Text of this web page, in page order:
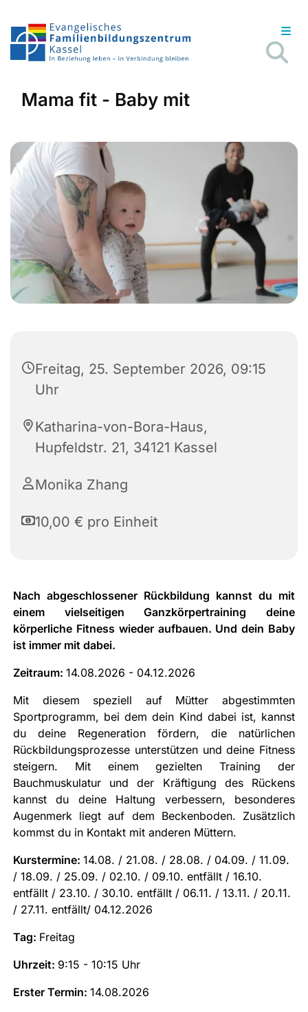
Mama fit - Baby mit
Freitag, 25. September 2026, 09:15
Uhr
Katharina-von-Bora-Haus,
Hupfeldstr. 21, 34121 Kassel
Monika Zhang
10,00 € pro Einheit
Nach abgeschlossener Rückbildung kannst du mit
einem vielseitigen Ganzkörpertraining deine
körperliche Fitness wieder aufbauen. Und dein Baby
ist immer mit dabei.
Zeitraum: 14.08.2026 - 04.12.2026
Mit diesem speziell auf Mütter abgestimmten
Sportprogramm, bei dem dein Kind dabei ist, kannst
du deine Regeneration fördern, die natürlichen
Rückbildungsprozesse unterstützen und deine Fitness
steigern. Mit einem gezielten Training der
Bauchmuskulatur und der Kräftigung des Rückens
kannst du deine Haltung verbessern, besonderes
Augenmerk liegt auf dem Beckenboden. Zusätzlich
kommst du in Kontakt mit anderen Müttern.
Kurstermine: 14.08. / 21.08. / 28.08. / 04.09. / 11.09.
/ 18.09. / 25.09. / 02.10. / 09.10. entfällt / 16.10.
entfällt / 23.10. / 30.10. entfällt / 06.11. / 13.11. / 20.11.
/ 27.11. entfällt/ 04.12.2026
Tag: Freitag
Uhrzeit: 9:15 - 10:15 Uhr
Erster Termin: 14.08.2026